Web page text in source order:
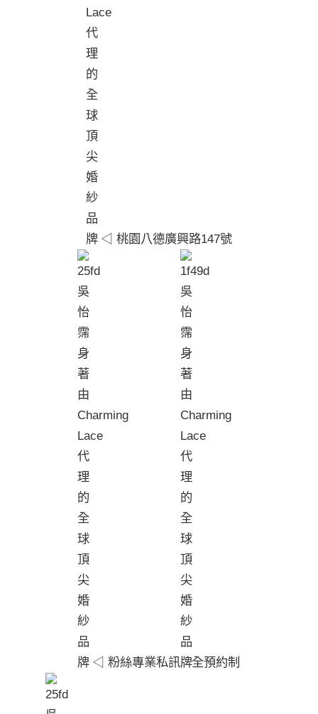
◁ 桃園八德廣興路147號
◁ 粉絲專業私訊 全預約制